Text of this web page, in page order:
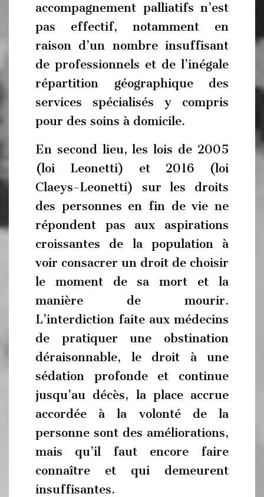
accompagnement palliatifs n’est
pas effectif, notamment en
raison d’un nombre insuffisant
de professionnels et de l’inégale
répartition géographique des
services spécialisés y compris
pour des soins à domicile.
En second lieu, les lois de 2005
(loi Leonetti) et 2016 (loi
Claeys-Leonetti) sur les droits
des personnes en fin de vie ne
répondent pas aux aspirations
croissantes de la population à
voir consacrer un droit de choisir
le moment de sa mort et la
manière de mourir.
L’interdiction faite aux médecins
de pratiquer une obstination
déraisonnable, le droit à une
sédation profonde et continue
jusqu’au décès, la place accrue
accordée à la volonté de la
personne sont des améliorations,
mais qu’il faut encore faire
connaître et qui demeurent
insuffisantes.